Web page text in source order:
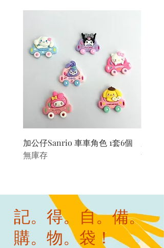
加公仔Sanrio 車車角色 1套6個
無庫存
無庫存
記。得。自。備。
購。物。袋！